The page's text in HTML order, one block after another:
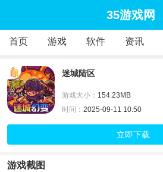
35游戏网
首页 游戏 软件 资讯
迷城陆区
游戏大小： 154.23MB
时间： 2025-09-11 10:50
立即下载
游戏截图